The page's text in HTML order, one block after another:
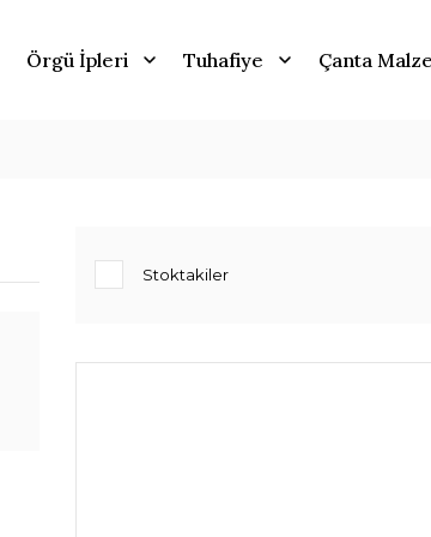
Örgü İpleri Tuhafiye Çanta
Stoktakiler